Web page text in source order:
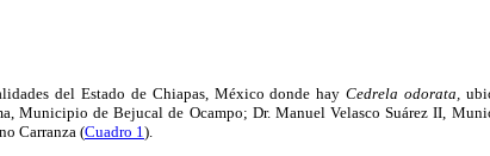
del Estado de Chiapas, México donde hay Cedrela odorata,
Municipio de Bejucal de Ocampo; Dr. Manuel Velasco Suárez II,
Carranza (Cuadro 1).